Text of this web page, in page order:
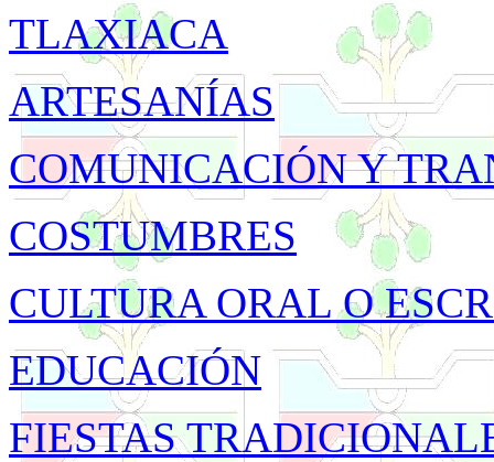
TLAXIACA
ARTESANÍAS
COMUNICACIÓN Y
COSTUMBRES
CULTURA ORAL O
EDUCACIÓN
FIESTAS